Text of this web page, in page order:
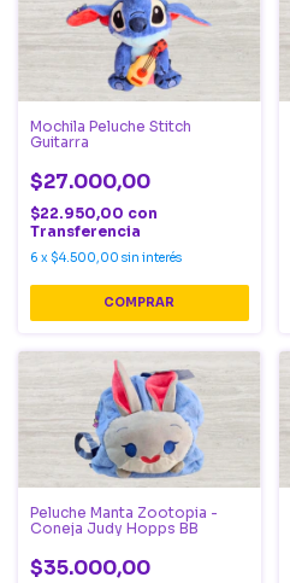
Mochila Peluche Stitch
Guitarra
$27.000,00
$22.950,00 con
Transferencia
6 x $4.500,00 sin interés
Peluche Manta Zootopia -
Coneja Judy Hopps BB
$35.000,00